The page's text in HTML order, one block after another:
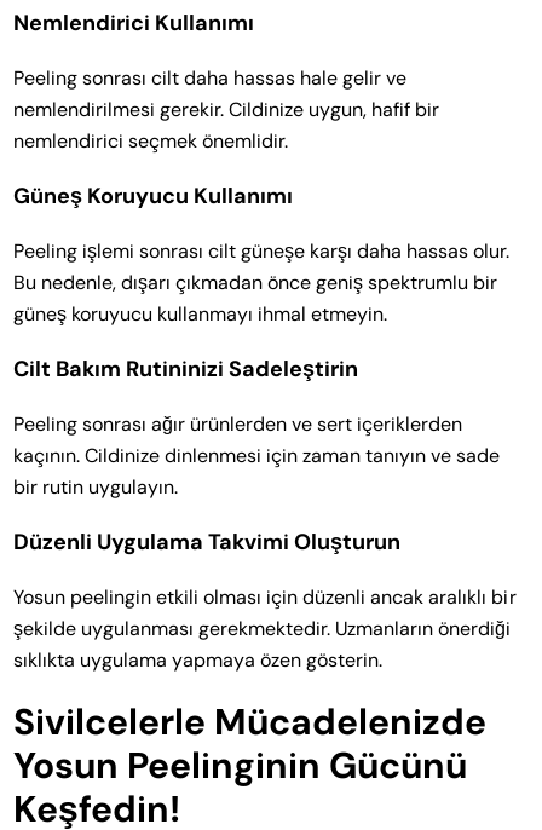
Nemlendirici Kullanımı
Peeling sonrası cilt daha hassas hale gelir ve
nemlendirilmesi gerekir. Cildinize uygun, hafif bir
nemlendirici seçmek önemlidir.
Güneş Koruyucu Kullanımı
Peeling işlemi sonrası cilt güneşe karşı daha hassas olur.
Bu nedenle, dışarı çıkmadan önce geniş spektrumlu bir
güneş koruyucu kullanmayı ihmal etmeyin.
Cilt Bakım Rutininizi Sadeleştirin
Peeling sonrası ağır ürünlerden ve sert içeriklerden
kaçının. Cildinize dinlenmesi için zaman tanıyın ve sade
bir rutin uygulayın.
Düzenli Uygulama Takvimi Oluşturun
Yosun peelingin etkili olması için düzenli ancak aralıklı bir
şekilde uygulanması gerekmektedir. Uzmanların önerdiği
sıklıkta uygulama yapmaya özen gösterin.
Sivilcelerle Mücadelenizde
Yosun Peelinginin Gücünü
Keşfedin!